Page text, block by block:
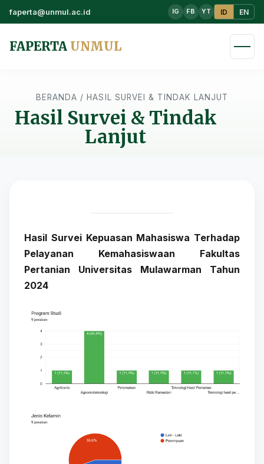
faperta@unmul.ac.id IG FB YT ID EN
FAPERTA UNMUL
BERANDA / HASIL SURVEI & TINDAK LANJUT
Hasil Survei & Tindak
Lanjut
Hasil Survei Kepuasan Mahasiswa Terhadap
Pelayanan Kemahasiswaan Fakultas
Pertanian Universitas Mulawarman Tahun
2024